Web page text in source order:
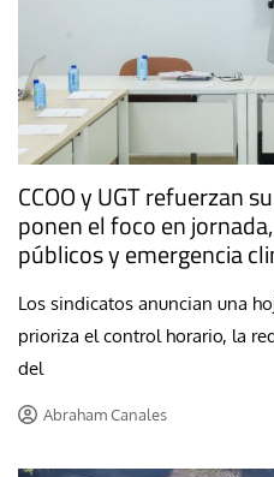
CCOO y UGT refuerzan
ponen el foco en
públicos y emergencia
Los sindicatos anuncian una
prioriza el control horario, la
del
Abraham Canales